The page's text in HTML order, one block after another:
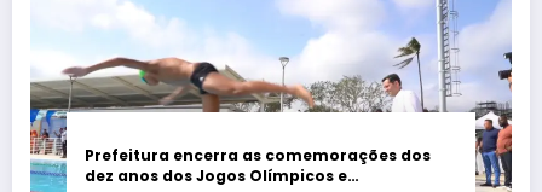
Prefeitura encerra as comemorações dos
dez anos dos Jogos Olímpicos e